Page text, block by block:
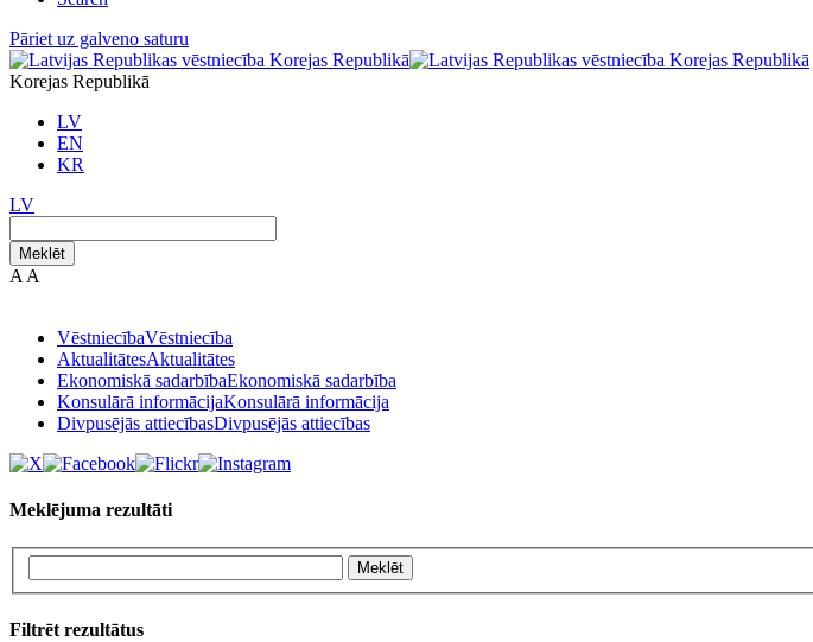
Pāriet uz galveno saturu
Korejas Republikā
LV
EN
KR
LV
Meklēt
A A
VēstniecībaVēstniecība
AktualitātesAktualitātes
Ekonomiskā sadarbībaEkonomiskā sadarbība
Konsulārā informācijaKonsulārā informācija
Divpusējās attiecībasDivpusējās attiecības
Meklējuma rezultāti
Meklēt
Filtrēt rezultātus